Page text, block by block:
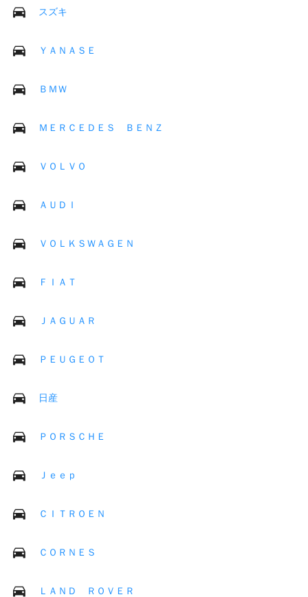
スズキ
ＹＡＮＡＳＥ
ＢＭＷ
ＭＥＲＣＥＤＥＳ ＢＥＮＺ
ＶＯＬＶＯ
ＡＵＤＩ
ＶＯＬＫＳＷＡＧＥＮ
ＦＩＡＴ
ＪＡＧＵＡＲ
ＰＥＵＧＥＯＴ
日産
ＰＯＲＳＣＨＥ
Ｊｅｅｐ
ＣＩＴＲＯＥＮ
ＣＯＲＮＥＳ
ＬＡＮＤ ＲＯＶＥＲ